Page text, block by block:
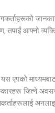
तपाईं आफ्नो
एपको
जित्ने